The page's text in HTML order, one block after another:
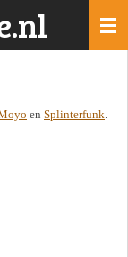
en Splinterfunk.